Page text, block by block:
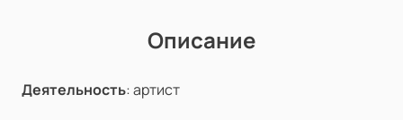
Описание
Деятельность:артист